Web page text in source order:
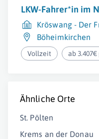
LKW-Fahrer*in im
Kröswang - Der
Böheimkirchen
Vollzeit ab
Ähnliche Orte
St. Pölten
Krems an der Donau